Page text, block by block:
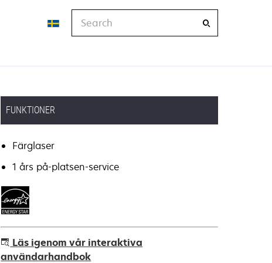
FUNKTIONER
Färglaser
1 års på-platsen-service
Läs igenom vår interaktiva
användarhandbok